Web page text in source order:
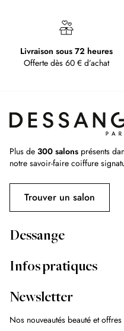
Livraison sous 72 heures
Offerte dès 60 € d’achat
Plus de 300 salons présents
notre savoir-faire coiffure
Trouver un salon
Dessange
Infos pratiques
Newsletter
Nos nouveautés beauté et